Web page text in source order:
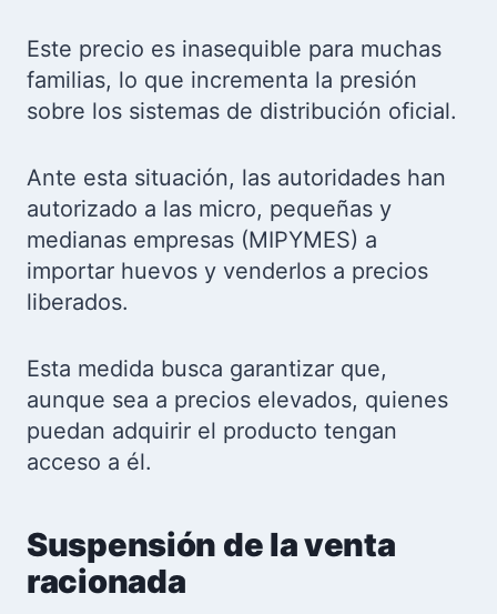
Este precio es inasequible para muchas
familias, lo que incrementa la presión
sobre los sistemas de distribución oficial.
Ante esta situación, las autoridades han
autorizado a las micro, pequeñas y
medianas empresas (MIPYMES) a
importar huevos y venderlos a precios
liberados.
Esta medida busca garantizar que,
aunque sea a precios elevados, quienes
puedan adquirir el producto tengan
acceso a él.
Suspensión de la venta
racionada